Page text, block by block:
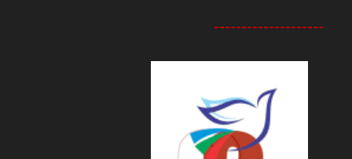
--------------------